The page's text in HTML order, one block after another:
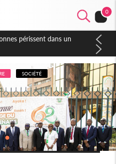
0
de la fête nationale
contre les produits
SOCIÉTÉ